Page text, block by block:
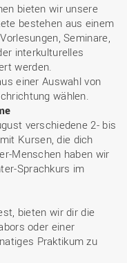
bieten wir unsere
bestehen aus einem
Seminare,
interkulturelles
werden.
einer Auswahl von
wählen.
verschiedene 2- bis
Kursen, die dich
Menschen haben wir
Sprachkurs im
bieten wir dir die
oder einer
Praktikum zu